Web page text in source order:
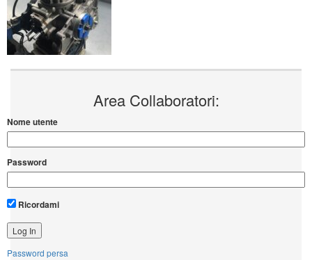
Area Collaboratori:
Nome utente
Password
Ricordami
Password persa